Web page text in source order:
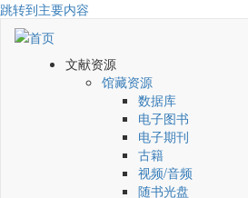
跳转到主要内容
文献资源
馆藏资源
数据库
电子图书
电子期刊
古籍
视频/音频
随书光盘